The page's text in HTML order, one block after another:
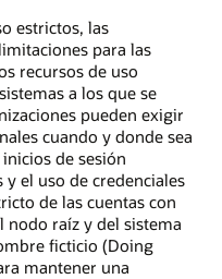
estrictos, las
para las
recursos de uso
a los que se
pueden exigir
cuando y donde sea
de sesión
el uso de credenciales
de las cuentas con
nodo raíz y del sistema
ficticio (Doing
mantener una